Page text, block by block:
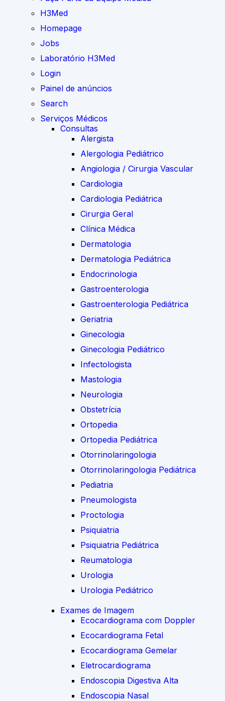
H3Med
Homepage
Jobs
Laboratório H3Med
Login
Painel de anúncios
Search
Serviços Médicos
Consultas
Alergista
Alergologia Pediátrico
Angiologia / Cirurgia Vascular
Cardiologia
Cardiologia Pediátrica
Cirurgia Geral
Clínica Médica
Dermatologia
Dermatologia Pediátrica
Endocrinologia
Gastroenterologia
Gastroenterologia Pediátrica
Geriatria
Ginecologia
Ginecologia Pediátrico
Infectologista
Mastologia
Neurologia
Obstetrícia
Ortopedia
Ortopedia Pediátrica
Otorrinolaringologia
Otorrinolaringologia Pediátrica
Pediatria
Pneumologista
Proctologia
Psiquiatria
Psiquiatria Pediátrica
Reumatologia
Urologia
Urologia Pediátrico
Exames de Imagem
Ecocardiograma com Doppler
Ecocardiograma Fetal
Ecocardiograma Gemelar
Eletrocardiograma
Endoscopia Digestiva Alta
Endoscopia Nasal